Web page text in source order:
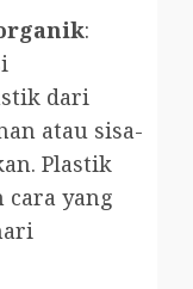
:
dari
atau sisa-
Plastik
yang